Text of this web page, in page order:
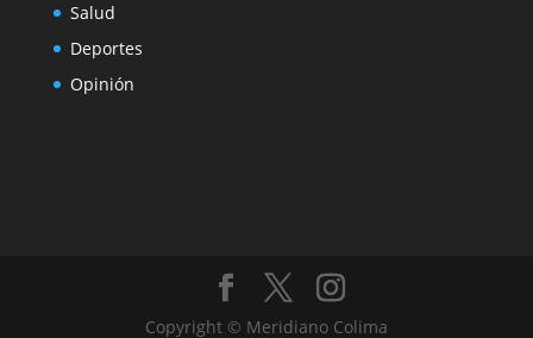
Salud
Deportes
Opinión
Copyright © Meridiano Colima